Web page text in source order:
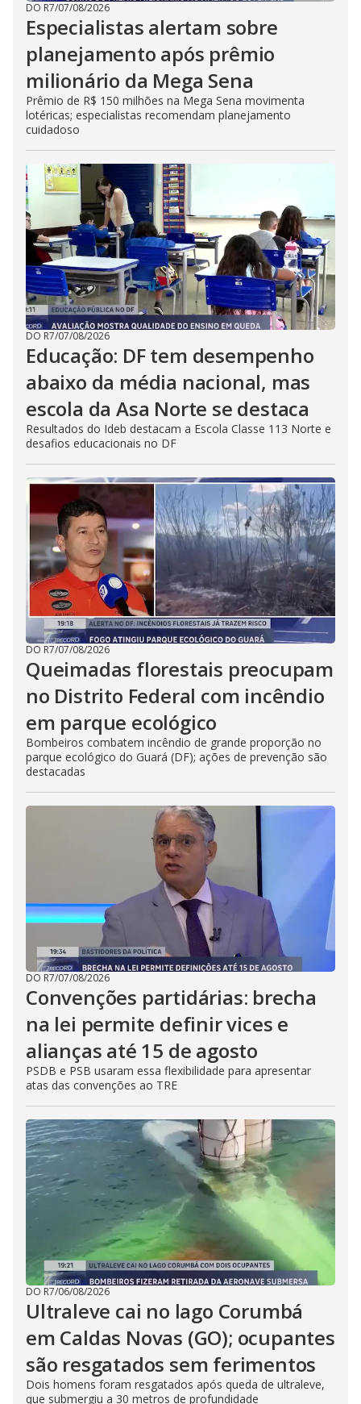
DO R7/07/08/2026
Especialistas alertam sobre
planejamento após prêmio
milionário da Mega Sena
Prêmio de R$ 150 milhões na Mega Sena movimenta
lotéricas; especialistas recomendam planejamento
cuidadoso
DO R7/07/08/2026
Educação: DF tem desempenho
abaixo da média nacional, mas
escola da Asa Norte se destaca
Resultados do Ideb destacam a Escola Classe 113 Norte e
desafios educacionais no DF
DO R7/07/08/2026
Queimadas florestais preocupam
no Distrito Federal com incêndio
em parque ecológico
Bombeiros combatem incêndio de grande proporção no
parque ecológico do Guará (DF); ações de prevenção são
destacadas
DO R7/07/08/2026
Convenções partidárias: brecha
na lei permite definir vices e
alianças até 15 de agosto
PSDB e PSB usaram essa flexibilidade para apresentar
atas das convenções ao TRE
DO R7/06/08/2026
Ultraleve cai no lago Corumbá
em Caldas Novas (GO); ocupantes
são resgatados sem ferimentos
Dois homens foram resgatados após queda de ultraleve,
que submergiu a 30 metros de profundidade